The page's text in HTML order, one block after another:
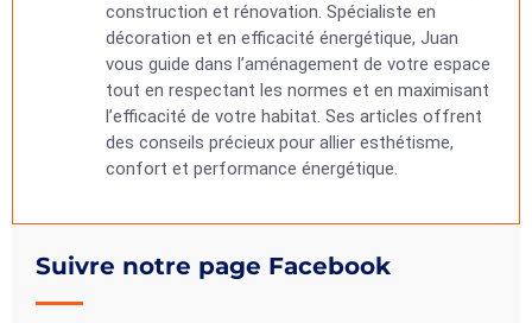
Suivre notre page Facebook
construction et rénovation. Spécialiste en
décoration et en efficacité énergétique, Juan
vous guide dans l’aménagement de votre espace
tout en respectant les normes et en maximisant
l’efficacité de votre habitat. Ses articles offrent
des conseils précieux pour allier esthétisme,
confort et performance énergétique.